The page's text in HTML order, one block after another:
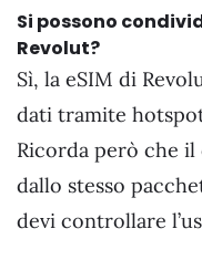
Si possono
Revolut?
Sì, la eSIM di
dati tramite
Ricorda però che il
dallo stesso
devi controllare